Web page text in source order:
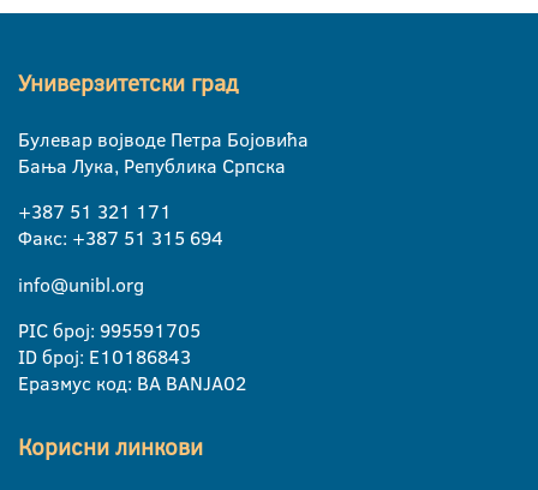
Универзитетски град
Булевар војводе Петра Бојовића
Бања Лука, Република Српска
+387 51 321 171
Факс: +387 51 315 694
info@unibl.org
PIC број: 995591705
ID број: E10186843
Еразмус код: BA BANJA02
Корисни линкови